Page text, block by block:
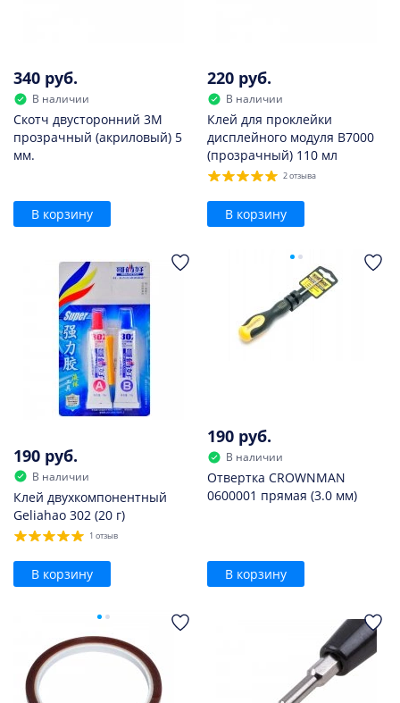
340 руб.
В наличии
Скотч двусторонний 3M
прозрачный (акриловый) 5
мм.
В корзину
220 руб.
В наличии
Клей для проклейки
дисплейного модуля B7000
(прозрачный) 110 мл
2 отзыва
В корзину
190 руб.
В наличии
Клей двухкомпонентный
Geliahao 302 (20 г)
1 отзыв
В корзину
190 руб.
В наличии
Отвертка CROWNMAN
0600001 прямая (3.0 мм)
В корзину